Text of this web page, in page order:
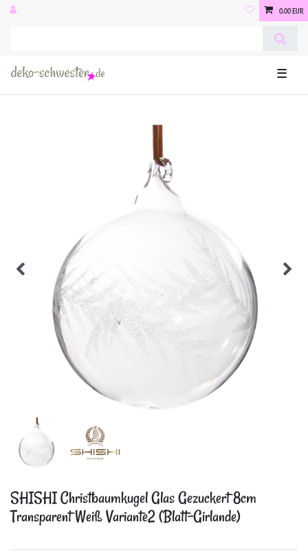
0,00 EUR
☰
SHISHI Christbaumkugel Glas Gezuckert 8cm
Transparent WeißVariante2 (Blatt-Girlande)